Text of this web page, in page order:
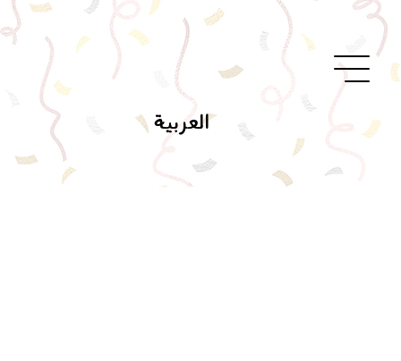
العربية